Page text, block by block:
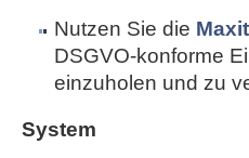
Nutzen Sie die
DSGVO-konforme
einzuholen und zu
System